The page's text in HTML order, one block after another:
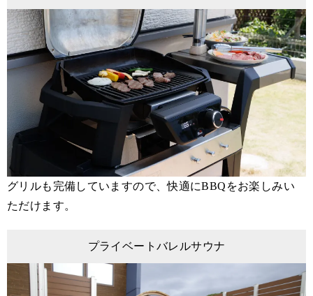
グリルも完備していますので、快適にBBQをお楽しみい
ただけます。
プライベートバレルサウナ